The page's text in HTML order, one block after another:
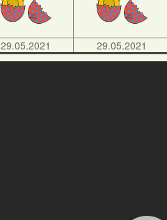
29.05.2021 29.05.2021